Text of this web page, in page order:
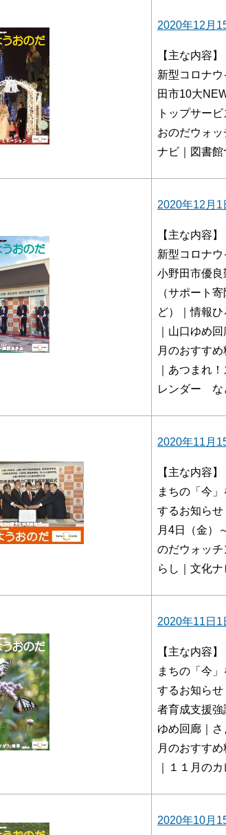
2020年12月
【主な内容】
新型コロナ
田市10大
トップサー
おのだウォ
ナビ｜図書
2020年12月1
【主な内容】
新型コロナ
小野田市優
（サポート
ど）｜情報
｜山口ゆめ
月のおすす
｜あつまれ
レンダー な
2020年11月
【主な内容】
まちの「今
するお知ら
月4日（金）
のだウォッチ
らし｜文化
2020年11日1
【主な内容】
まちの「今
するお知ら
者育成支援
ゆめ回廊｜
月のおすす
｜１１月の
2020年10月